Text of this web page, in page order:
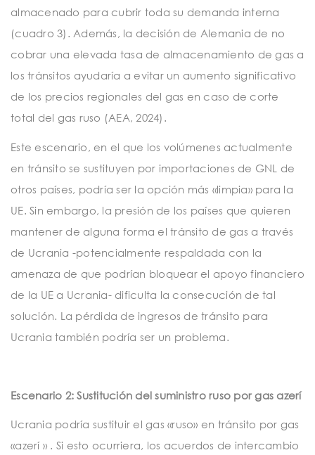
almacenado para cubrir toda su demanda interna
(cuadro 3). Además, la decisión de Alemania de no
cobrar una elevada tasa de almacenamiento de gas a
los tránsitos ayudaría a evitar un aumento significativo
de los precios regionales del gas en caso de corte
total del gas ruso (AEA, 2024).
Este escenario, en el que los volúmenes actualmente
en tránsito se sustituyen por importaciones de GNL de
otros países, podría ser la opción más «limpia» para la
UE. Sin embargo, la presión de los países que quieren
mantener de alguna forma el tránsito de gas a través
de Ucrania -potencialmente respaldada con la
amenaza de que podrían bloquear el apoyo financiero
de la UE a Ucrania- dificulta la consecución de tal
solución. La pérdida de ingresos de tránsito para
Ucrania también podría ser un problema.
Escenario 2: Sustitución del suministro ruso por gas azerí
Ucrania podría sustituir el gas «ruso» en tránsito por gas
«azerí » . Si esto ocurriera, los acuerdos de intercambio